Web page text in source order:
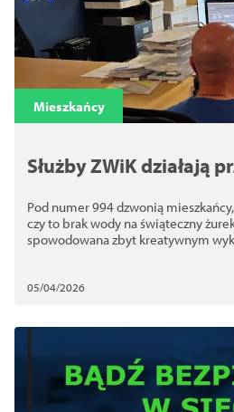
Mieszkańcy
Służby ZWiK działają
Pod numer 994 dzwonią
czy to brak wody na świąteczny
spowodowana zbyt kreatywnym
05/04/2026